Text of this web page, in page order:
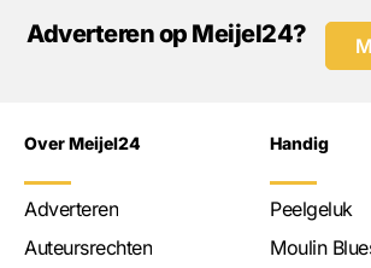
Adverteren op Meijel24?
Over Meijel24
Adverteren
Auteursrechten
Handig
Peelgeluk
Moulin